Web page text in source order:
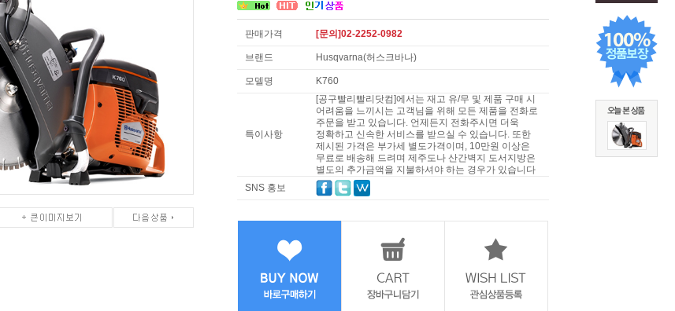
판매가격 [문의]02-2252-0982
브랜드 Husqvarna(허스크바나)
모델명 K760
특이사항
[공구빨리빨리닷컴]에서는 재고 유/무 및 제품 구매 시
어려움을 느끼시는 고객님을 위해 모든 제품을 전화로
주문을 받고 있습니다. 언제든지 전화주시면 더욱
정확하고 신속한 서비스를 받으실 수 있습니다. 또한
제시된 가격은 부가세 별도가격이며, 10만원 이상은
무료로 배송해 드려며 제주도나 산간벽지 도서지방은
별도의 추가금액을 지불하셔야 하는 경우가 있습니다
SNS 홍보